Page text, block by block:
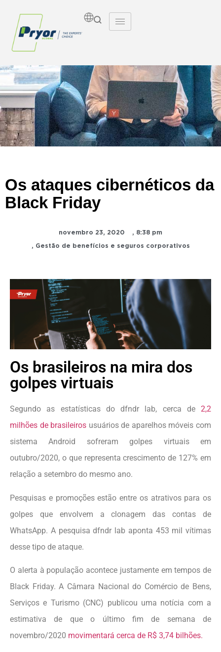
Insights
Os ataques cibernéticos da
Black Friday
novembro 23, 2020 , 8:38 pm
, Gestão de benefícios e seguros corporativos
Os brasileiros na mira dos
golpes virtuais
Segundo as estatísticas do dfndr lab, cerca de 2,2
milhões de brasileiros usuários de aparelhos móveis com
sistema Android sofreram golpes virtuais em
outubro/2020, o que representa crescimento de 127% em
relação a setembro do mesmo ano.
Pesquisas e promoções estão entre os atrativos para os
golpes que envolvem a clonagem das contas de
WhatsApp. A pesquisa dfndr lab aponta 453 mil vítimas
desse tipo de ataque.
O alerta à população acontece justamente em tempos de
Black Friday. A Câmara Nacional do Comércio de Bens,
Serviços e Turismo (CNC) publicou uma notícia com a
estimativa de que o último fim de semana de
novembro/2020 movimentará cerca de R$ 3,74 bilhões.